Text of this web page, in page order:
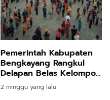
Pemerintah Kabupaten
Bengkayang Rangkul
Delapan Belas Kelompok
Etnis Demi Perkokoh
Harmoni dan Stabilitas
2 minggu yang lalu